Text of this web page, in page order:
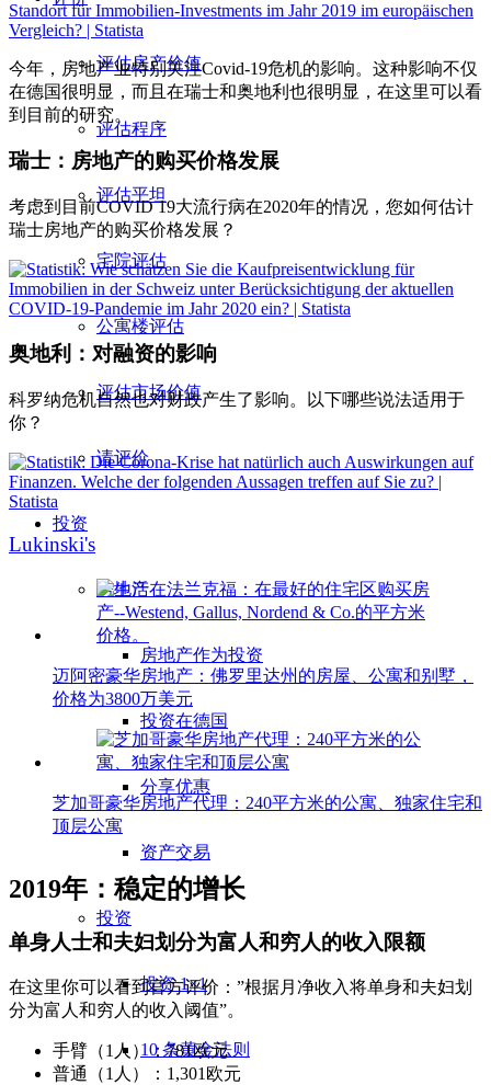
评估房产价值
评估程序
评估平坦
宅院评估
公寓楼评估
评估市场价值
请评价
投资
房地产
房地产作为投资
投资在德国
分享优惠
资产交易
投资
投资 1×1
10 条黄金法则
今年，房地产业特别关注Covid-19危机的影响。这种影响不仅
在德国很明显，而且在瑞士和奥地利也很明显，在这里可以看
到目前的研究。
瑞士：房地产的购买价格发展
考虑到目前COVID 19大流行病在2020年的情况，您如何估计
瑞士房地产的购买价格发展？
奥地利：对融资的影响
科罗纳危机自然也对财政产生了影响。以下哪些说法适用于
你？
Lukinski's
迈阿密豪华房地产：佛罗里达州的房屋、公寓和别墅，
价格为3800万美元
芝加哥豪华房地产代理：240平方米的公寓、独家住宅和
顶层公寓
2019年：稳定的增长
单身人士和夫妇划分为富人和穷人的收入限额
在这里你可以看到官方评价：”根据月净收入将单身和夫妇划
分为富人和穷人的收入阈值”。
手臂（1人）：781欧元
普通（1人）：1,301欧元